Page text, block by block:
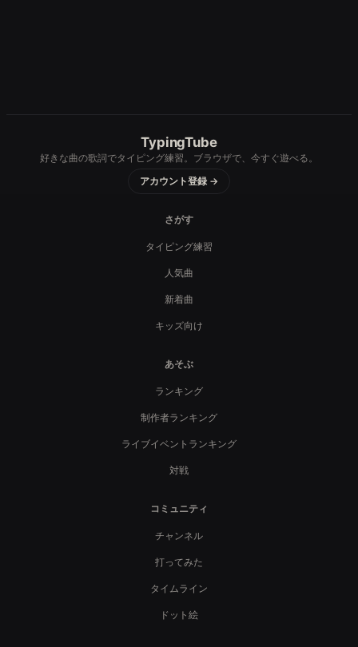
TypingTube
好きな曲の歌詞でタイピング練習。ブラウザで、今すぐ遊べる。
アカウント登録 →
さがす
タイピング練習
人気曲
新着曲
キッズ向け
あそぶ
ランキング
制作者ランキング
ライブイベントランキング
対戦
コミュニティ
チャンネル
打ってみた
タイムライン
ドット絵